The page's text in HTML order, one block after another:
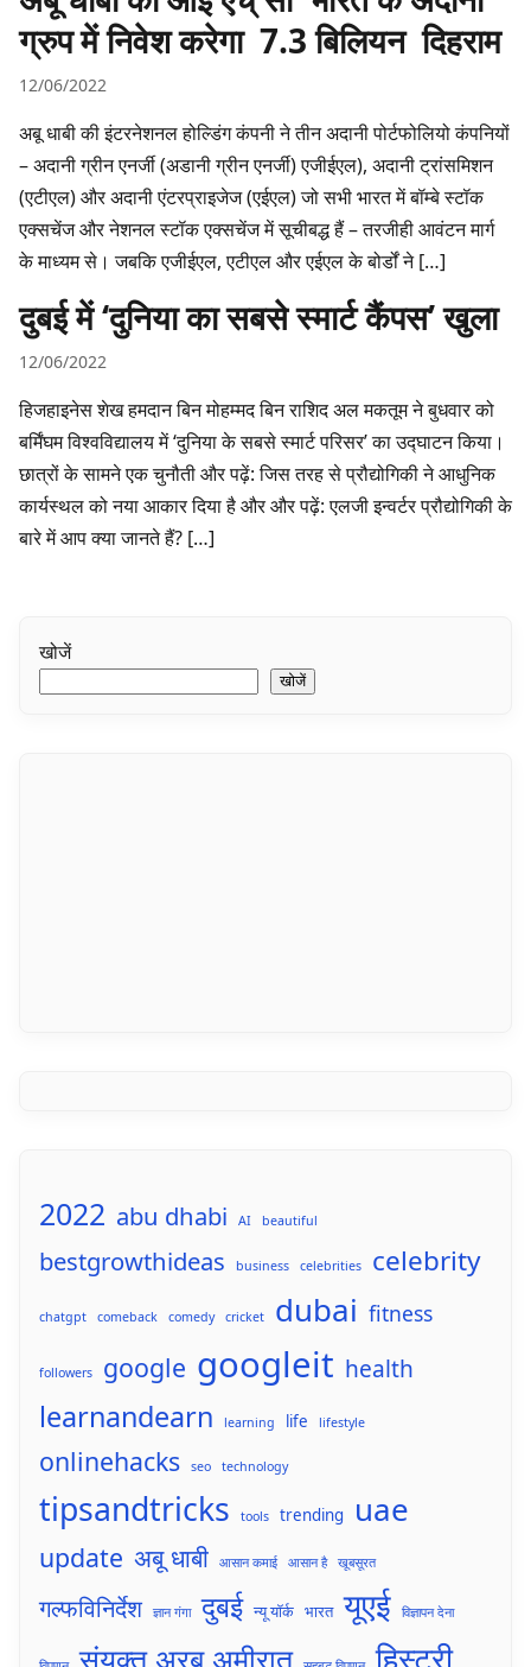
ग्रुप में निवेश करेगा 7.3 बिलियन दिहराम
12/06/2022
अबू धाबी की इंटरनेशनल होल्डिंग कंपनी ने तीन अदानी पोर्टफोलियो कंपनियों
– अदानी ग्रीन एनर्जी (अडानी ग्रीन एनर्जी) एजीईएल), अदानी ट्रांसमिशन
(एटीएल) और अदानी एंटरप्राइजेज (एईएल) जो सभी भारत में बॉम्बे स्टॉक
एक्सचेंज और नेशनल स्टॉक एक्सचेंज में सूचीबद्ध हैं – तरजीही आवंटन मार्ग
के माध्यम से। जबकि एजीईएल, एटीएल और एईएल के बोर्डों ने […]
दुबई में ‘दुनिया का सबसे स्मार्ट कैंपस’ खुला
12/06/2022
हिजहाइनेस शेख हमदान बिन मोहम्मद बिन राशिद अल मकतूम ने बुधवार को
बर्मिंघम विश्वविद्यालय में ‘दुनिया के सबसे स्मार्ट परिसर’ का उद्घाटन किया।
छात्रों के सामने एक चुनौती और पढ़ें: जिस तरह से प्रौद्योगिकी ने आधुनिक
कार्यस्थल को नया आकार दिया है और और पढ़ें: एलजी इन्वर्टर प्रौद्योगिकी के
बारे में आप क्या जानते हैं? […]
खोजें
खोजें
2022 abu dhabi AI beautiful
bestgrowthideas business celebrities celebrity
chatgpt comeback comedy cricket dubai fitness
followers google googleit health
learnandearn learning life lifestyle
onlinehacks seo technology
tipsandtricks tools trending uae
update अबू धाबी आसान कमाई आसान है खूबसूरत
गल्फविनिर्देश ज्ञान गंगा दुबई न्यू यॉर्क भारत यूएई विज्ञापन देना
संयुक्त अरब अमीरात